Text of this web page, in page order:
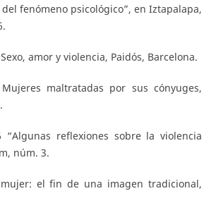
fenómeno psicológico”, en Iztapalapa,
amor y violencia, Paidós, Barcelona.
maltratadas por sus cónyuges,
“Algunas reflexiones sobre la violencia
núm. 3.
mujer: el fin de una imagen tradicional,